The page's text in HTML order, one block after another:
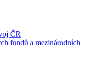
ČR
fondů a mezinárodních